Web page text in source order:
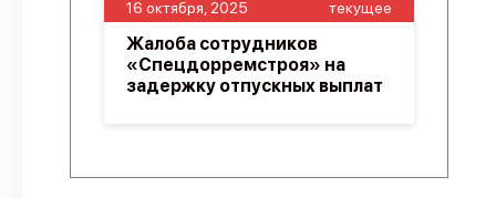
16 октября, 2025 текущее
Жалоба сотрудников
«Спецдорремстроя» на
задержку отпускных выплат